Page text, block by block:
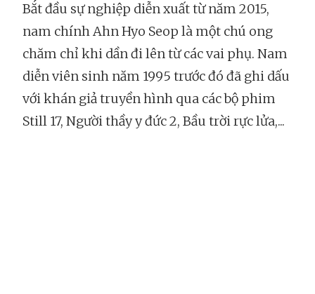
Bắt đầu sự nghiệp diễn xuất từ năm 2015,
nam chính Ahn Hyo Seop là một chú ong
chăm chỉ khi dần đi lên từ các vai phụ. Nam
diễn viên sinh năm 1995 trước đó đã ghi dấu
với khán giả truyền hình qua các bộ phim
Still 17, Người thầy y đức 2, Bầu trời rực lửa,...